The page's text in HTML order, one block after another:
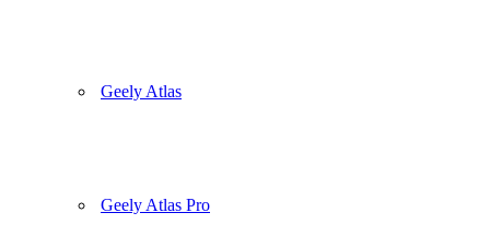
Geely Atlas
Geely Atlas Pro